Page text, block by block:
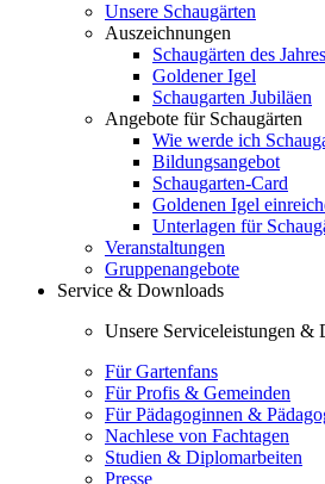
Unsere Schaugärten
Auszeichnungen
Schaugärten des Jahres
Goldener Igel
Schaugarten Jubiläen
Angebote für Schaugärten
Wie werde ich
Bildungsangebot
Schaugarten-Card
Goldenen Igel
Unterlagen für
Veranstaltungen
Gruppenangebote
Service & Downloads
Unsere Serviceleistungen
Für Gartenfans
Für Profis & Gemeinden
Für Pädagoginnen &
Nachlese von Fachtagen
Studien & Diplomarbeiten
Presse